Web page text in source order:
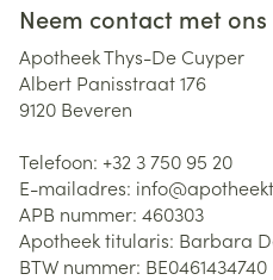
Neem contact met
Apotheek Thys-De Cuyper
Albert Panisstraat 176
9120 Beveren
Telefoon: +32 3 750 95 20
E-mailadres: info@
APB nummer: 460303
Apotheek titularis: Barbara
BTW nummer: BE0461434740